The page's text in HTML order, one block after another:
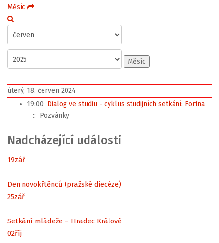
Měsíc
Měsíc
úterý, 18. červen 2024
19:00 Dialog ve studiu - cyklus studijních setkání: Fortna
:: Pozvánky
Nadcházející události
19zář
Den novokřtěnců (pražské diecéze)
25zář
Setkání mládeže – Hradec Králové
02říj